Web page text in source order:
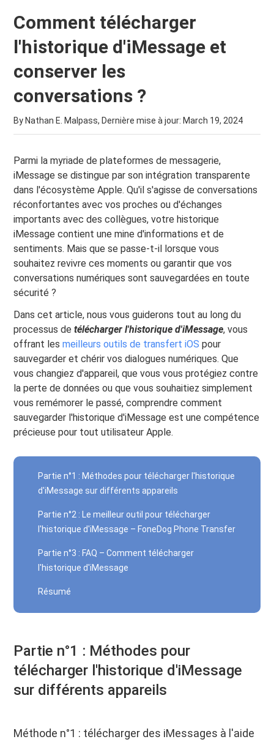
Comment télécharger
l'historique d'iMessage et
conserver les
conversations ?
By Nathan E. Malpass, Dernière mise à jour: March 19, 2024
Parmi la myriade de plateformes de messagerie,
iMessage se distingue par son intégration transparente
dans l'écosystème Apple. Qu'il s'agisse de conversations
réconfortantes avec vos proches ou d'échanges
importants avec des collègues, votre historique
iMessage contient une mine d'informations et de
sentiments. Mais que se passe-t-il lorsque vous
souhaitez revivre ces moments ou garantir que vos
conversations numériques sont sauvegardées en toute
sécurité ?
Dans cet article, nous vous guiderons tout au long du
processus detélécharger l'historique d'iMessage, vous
offrant lesmeilleurs outils de transfert iOS pour
sauvegarder et chérir vos dialogues numériques. Que
vous changiez d'appareil, que vous vous protégiez contre
la perte de données ou que vous souhaitiez simplement
vous remémorer le passé, comprendre comment
sauvegarder l'historique d'iMessage est une compétence
précieuse pour tout utilisateur Apple.
Partie n°1 : Méthodes pour télécharger l'historique
d'iMessage sur différents appareils
Partie n°2 : Le meilleur outil pour télécharger
l'historique d'iMessage – FoneDog Phone Transfer
Partie n°3 : FAQ – Comment télécharger
l'historique d'iMessage
Résumé
Partie n°1 : Méthodes pour
télécharger l'historique d'iMessage
sur différents appareils
Méthode n°1 : télécharger des iMessages à l'aide